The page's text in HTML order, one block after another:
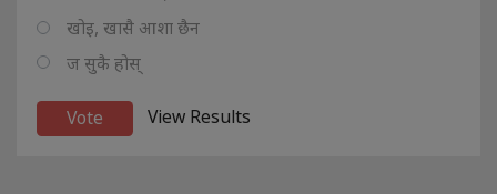
खोइ, खासै आशा छैन
ज सुकै होस्
View Results